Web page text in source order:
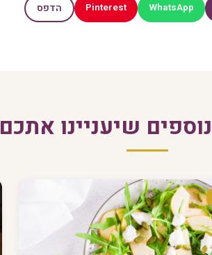
WhatsApp
Pinterest הדפס
שיעניינו אתכם